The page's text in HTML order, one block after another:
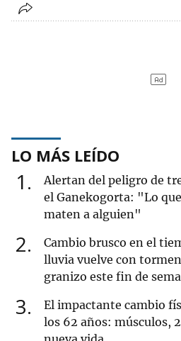
LO MÁS LEÍDO
1
Alertan del peligro de
el Ganekogorta: "Lo
maten a alguien"
2
Cambio brusco en el
lluvia vuelve con
granizo este fin de
3
El impactante cambio
los 62 años: músculos,